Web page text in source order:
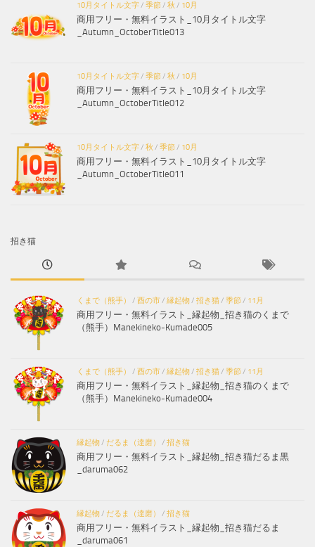
10月タイトル文字/ 季節/ 秋 / 10月
商用フリー・無料イラスト_10月タイトル文字
_Autumn_OctoberTitle013
10月タイトル文字/ 季節/ 秋 / 10月
商用フリー・無料イラスト_10月タイトル文字
_Autumn_OctoberTitle012
10月タイトル文字/ 秋 / 季節/ 10月
商用フリー・無料イラスト_10月タイトル文字
_Autumn_OctoberTitle011
招き猫
くまで（熊手） / 酉の市/ 縁起物/ 招き猫/ 季節/ 11月
商用フリー・無料イラスト_縁起物_招き猫のくまで
（熊手）Manekineko-Kumade005
くまで（熊手） / 酉の市/ 縁起物/ 招き猫/ 季節/ 11月
商用フリー・無料イラスト_縁起物_招き猫のくまで
（熊手）Manekineko-Kumade004
縁起物/ だるま（達磨） / 招き猫
商用フリー・無料イラスト_縁起物_招き猫だるま黒
_daruma062
縁起物/ だるま（達磨） / 招き猫
商用フリー・無料イラスト_縁起物_招き猫だるま
_daruma061